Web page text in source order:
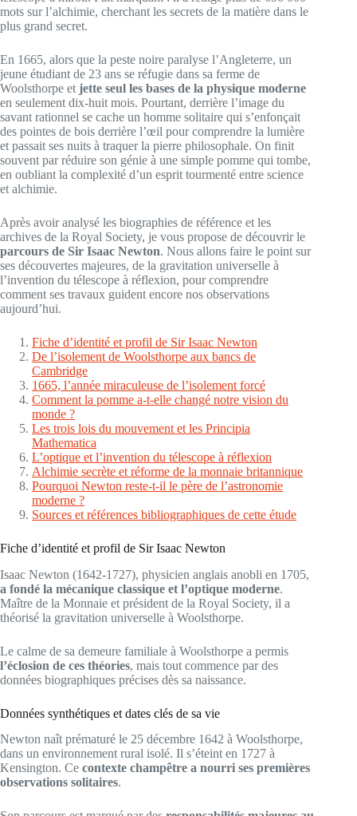
mots sur l’alchimie, cherchant les secrets de la matière dans le
plus grand secret.
En 1665, alors que la peste noire paralyse l’Angleterre, un
jeune étudiant de 23 ans se réfugie dans sa ferme de
Woolsthorpe et jette seul les bases de la physique moderne
en seulement dix-huit mois. Pourtant, derrière l’image du
savant rationnel se cache un homme solitaire qui s’enfonçait
des pointes de bois derrière l’œil pour comprendre la lumière
et passait ses nuits à traquer la pierre philosophale. On finit
souvent par réduire son génie à une simple pomme qui tombe,
en oubliant la complexité d’un esprit tourmenté entre science
et alchimie.
Après avoir analysé les biographies de référence et les
archives de la Royal Society, je vous propose de découvrir le
parcours de Sir Isaac Newton. Nous allons faire le point sur
ses découvertes majeures, de la gravitation universelle à
l’invention du télescope à réflexion, pour comprendre
comment ses travaux guident encore nos observations
aujourd’hui.
Fiche d’identité et profil de Sir Isaac Newton
De l’isolement de Woolsthorpe aux bancs de
Cambridge
1665, l’année miraculeuse de l’isolement forcé
Comment la pomme a-t-elle changé notre vision du
monde ?
Les trois lois du mouvement et les Principia
Mathematica
L’optique et l’invention du télescope à réflexion
Alchimie secrète et réforme de la monnaie britannique
Pourquoi Newton reste-t-il le père de l’astronomie
moderne ?
Sources et références bibliographiques de cette étude
Fiche d’identité et profil de Sir Isaac Newton
Isaac Newton (1642-1727), physicien anglais anobli en 1705,
a fondé la mécanique classique et l’optique moderne.
Maître de la Monnaie et président de la Royal Society, il a
théorisé la gravitation universelle à Woolsthorpe.
Le calme de sa demeure familiale à Woolsthorpe a permis
l’éclosion de ces théories, mais tout commence par des
données biographiques précises dès sa naissance.
Données synthétiques et dates clés de sa vie
Newton naît prématuré le 25 décembre 1642 à Woolsthorpe,
dans un environnement rural isolé. Il s’éteint en 1727 à
Kensington. Ce contexte champêtre a nourri ses premières
observations solitaires.